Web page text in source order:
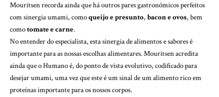
Mouritsen recorda ainda que há outros pares gastronómicos perfeitos
com sinergia umami, comoqueijo e presunto, bacone ovos, bem
comotomate e carne.
No entender do especialista, esta sinergia de alimentos e sabores é
importante para as nossas escolhas alimentares. Mouritsen acredita
ainda que o Humano é, do ponto de vista evolutivo, codificado para
desejar umami, uma vez que este é um sinal de um alimento rico em
proteínas importante para os nossos corpos.